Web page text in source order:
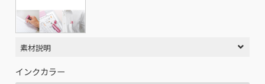
素材説明
インクカラー